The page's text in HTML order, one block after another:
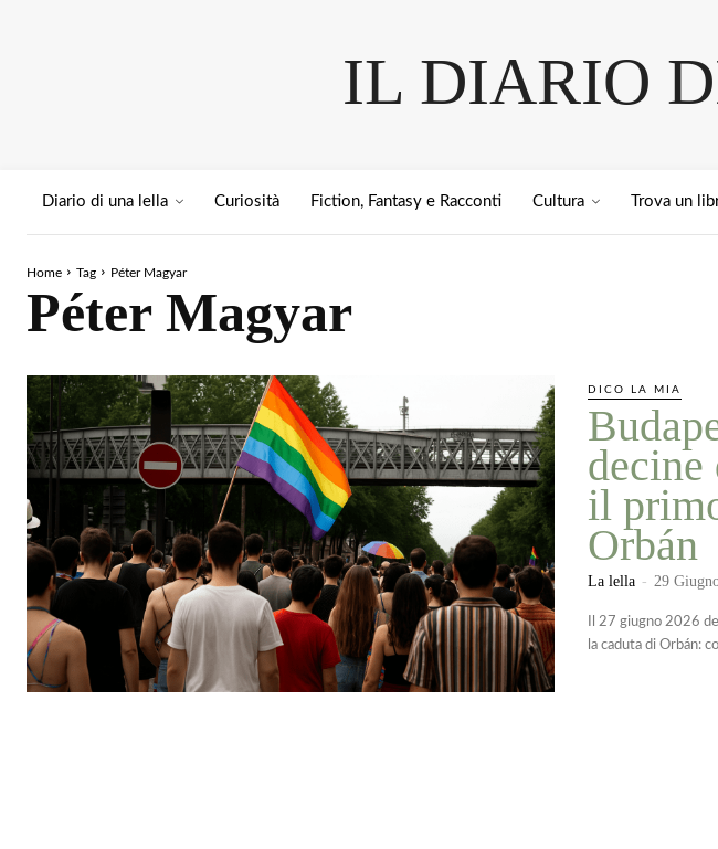
IL DIARIO
Diario di una lella Curiosità Fiction, Fantasy e Racconti Cultura Trova un
Home Tag Péter Magyar
Péter Magyar
DICO LA MIA
il
Orbán
La lella - 29
Il 27 giugno 2026
la caduta di Orbán: